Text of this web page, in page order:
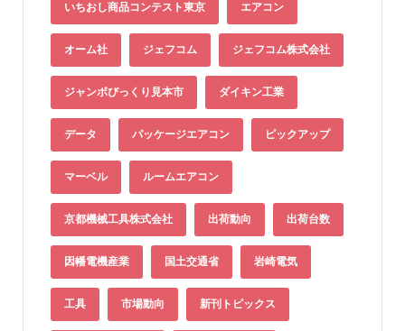
いちおし商品コンテスト東京 エアコン
オーム社 ジェフコム ジェフコム株式会社
ジャンボびっくり見本市 ダイキン工業
データ パッケージエアコン ピックアップ
マーベル ルームエアコン
京都機械工具株式会社 出荷動向 出荷台数
因幡電機産業 国土交通省 岩崎電気
工具 市場動向 新刊トピックス